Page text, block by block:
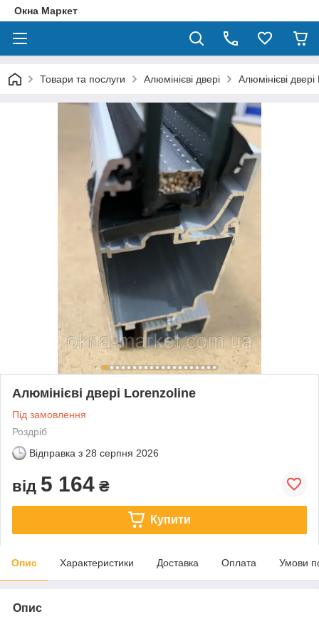
Окна Маркет
Товари та послуги Алюмінієві двері Алюмінієві
Алюмінієві двері Lorenzoline
Під замовлення
Роздріб
Відправка з 28 серпня 2026
від 5 164 ₴
Купити
Опис Характеристики Доставка Оплата Умови
Опис